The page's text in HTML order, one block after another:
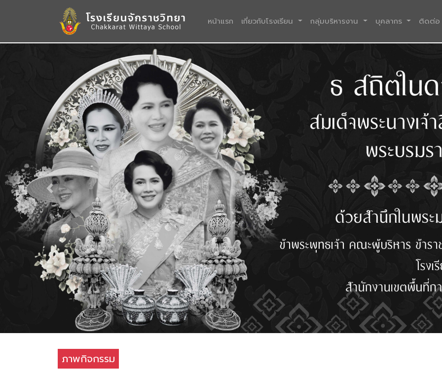
หน้าแรก (current)
เกี่ยวกับโรงเรียน กลุ่มบริหารงาน บุคลากร ติดต่อ
Previous
ภาพกิจกรรม